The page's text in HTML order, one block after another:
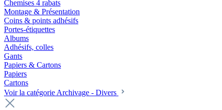
Chemises 4 rabats
Montage & Présentation
Coins & points adhésifs
Portes-étiquettes
Albums
Adhésifs, colles
Gants
Papiers & Cartons
Papiers
Cartons
Voir la catégorie Archivage - Divers